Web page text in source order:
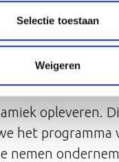
Selectie toestaan
Weigeren
zodra dat
Monique
voegt
divers, in
én in ideeën.
opleveren.
het programma
nemen